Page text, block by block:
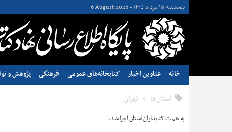
پنجشنبه ۱۵ مرداد ۱۴۰۵ - 6 August 2026
خانه عناوین اخبار کتابخانه‌های عمومی فرهنگی پژوهش و
استان‌ها تهران
به همت کتابداران استان اجرا شد؛